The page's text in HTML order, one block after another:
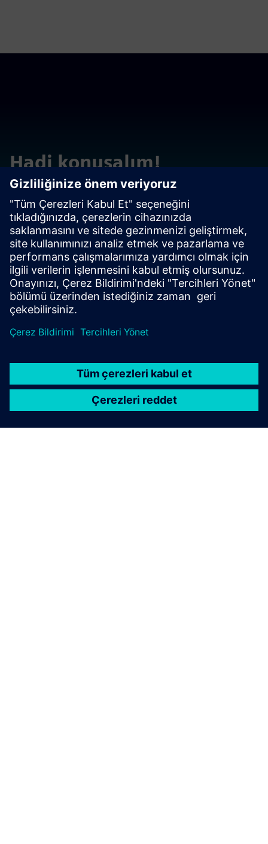
Hadi konuşalım!
Sorularınız veya yorumlarınızla iletişime geçin. Yardım
etmek için buradayız!
Bizimle iletişime geçin